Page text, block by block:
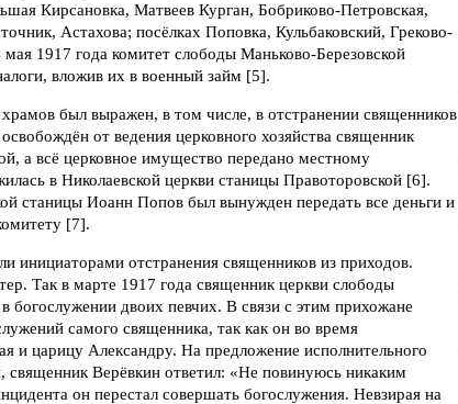
Кирсановка, Матвеев Курган, Бобриково-Петровская,
Астахова; посёлках Поповка, Кульбаковский, Греково-
1917 года комитет слободы Маньково-Березовской
вложив их в военный займ [5].
был выражен, в том числе, в отстранении священников
от ведения церковного хозяйства священник
а всё церковное имущество передано местному
в Николаевской церкви станицы Правоторовской [6].
станицы Иоанн Попов был вынужден передать все деньги и
[7].
инициаторами отстранения священников из приходов.
Так в марте 1917 года священник церкви слободы
богослужении двоих певчих. В связи с этим прихожане
самого священника, так как он во время
и царицу Александру. На предложение исполнительного
священник Верёвкин ответил: «Не повинуюсь никаким
он перестал совершать богослужения. Невзирая на